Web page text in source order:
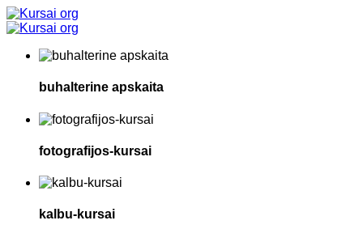
buhalterine apskaita
fotografijos-kursai
kalbu-kursai